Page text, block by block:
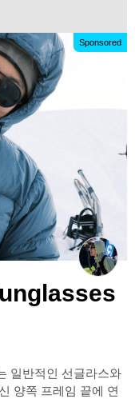
Sponsored
일반적인 선글라스와
양쪽 프레임 끝에 연